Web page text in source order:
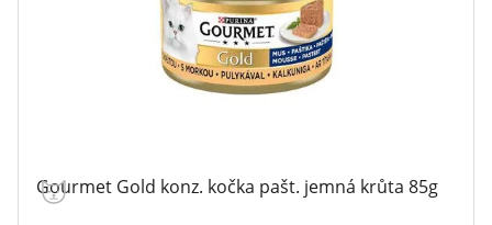
Gourmet Gold konz. kočka pašt. jemná krůta 85g